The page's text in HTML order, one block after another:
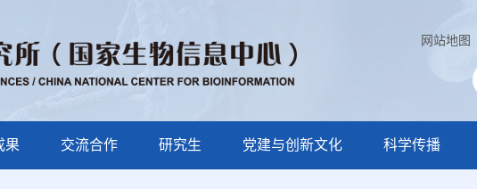
网站地图
果 交流合作 研究生 党建与创新文化 科学传播